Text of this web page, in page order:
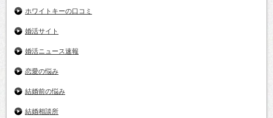
ホワイトキーの口コミ
婚活サイト
婚活ニュース速報
恋愛の悩み
結婚前の悩み
結婚相談所